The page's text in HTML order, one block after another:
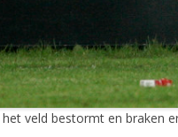
veld bestormt en braken